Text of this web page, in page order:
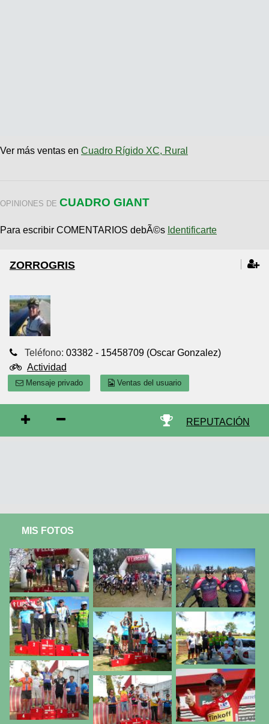
Ver más ventas en Cuadro Rígido XC, Rural
OPINIONES DE CUADRO GIANT
Para escribir COMENTARIOS debÃ©s Identificarte
ZORROGRIS
Teléfono: 03382 - 15458709 (Oscar Gonzalez)
Actividad
Mensaje privado Ventas del usuario
REPUTACIÓN
MIS FOTOS